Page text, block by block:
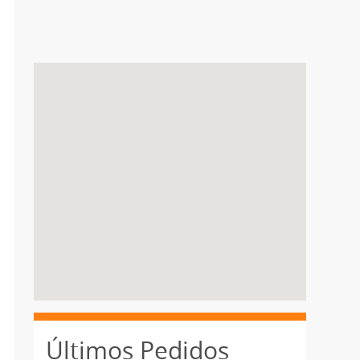
Últimos Pedidos